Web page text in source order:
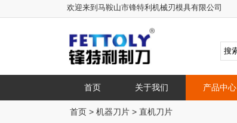
欢迎来到马鞍山市锋特利机械刃模具有限公司
首页 关于我们 产品中心
首页 > 机器刀片 > 直机刀片